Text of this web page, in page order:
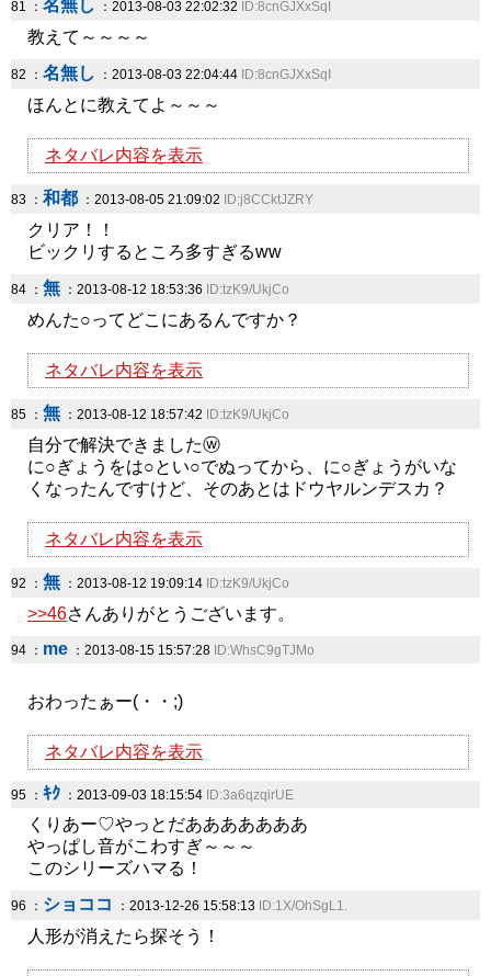
81 ： 名無し ：2013-08-03 22:02:32 ID:8cnGJXxSqI
教えて～～～～
82 ： 名無し ：2013-08-03 22:04:44 ID:8cnGJXxSqI
ほんとに教えてよ～～～
ネタバレ内容を表示
83 ： 和都 ：2013-08-05 21:09:02 ID:j8CCktJZRY
クリア！！
ビックリするところ多すぎるww
84 ： 無 ：2013-08-12 18:53:36 ID:tzK9/UkjCo
めんた○ってどこにあるんですか？
ネタバレ内容を表示
85 ： 無 ：2013-08-12 18:57:42 ID:tzK9/UkjCo
自分で解決できましたⓦ
に○ぎょうをは○とい○でぬってから、に○ぎょうがいな
くなったんですけど、そのあとはドウヤルンデスカ？
ネタバレ内容を表示
92 ： 無 ：2013-08-12 19:09:14 ID:tzK9/UkjCo
>>46さんありがとうございます。
94 ： me ：2013-08-15 15:57:28 ID:WhsC9gTJMo
おわったぁー(・・;)
ネタバレ内容を表示
95 ： ｷｸ ：2013-09-03 18:15:54 ID:3a6qzqirUE
くりあー♡やっとだあああああああ
やっぱし音がこわすぎ～～～
このシリーズハマる！
96 ： ショココ ：2013-12-26 15:58:13 ID:1X/OhSgL1.
人形が消えたら探そう！